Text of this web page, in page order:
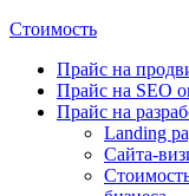
Стоимость
Прайс на
Прайс на SEO
Прайс на
Landing
Cайта-